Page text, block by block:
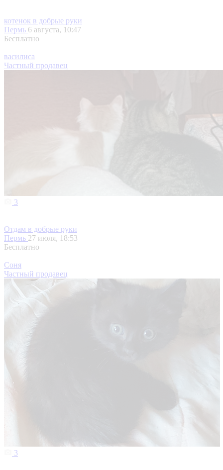
котенок в добрые руки
Пермь 6 августа, 10:47
Бесплатно
василиса
Частный продавец
3
Отдам в добрые руки
Пермь 27 июля, 18:53
Бесплатно
Соня
Частный продавец
3